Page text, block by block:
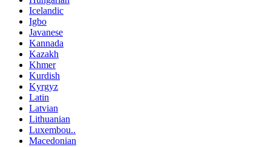
Icelandic
Igbo
Javanese
Kannada
Kazakh
Khmer
Kurdish
Kyrgyz
Latin
Latvian
Lithuanian
Luxembou..
Macedonian